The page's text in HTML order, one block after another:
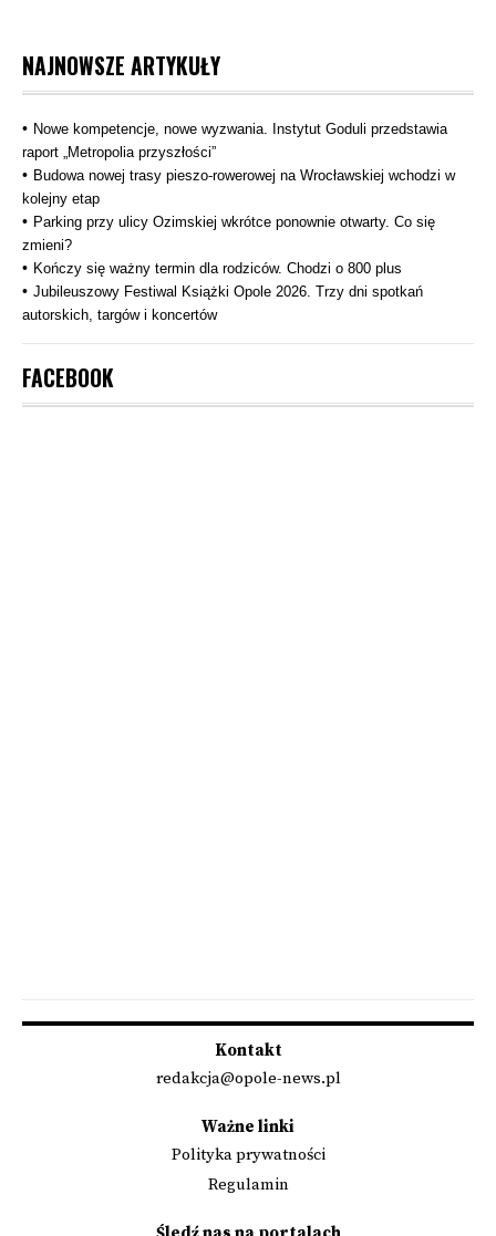
NAJNOWSZE ARTYKUŁY
Nowe kompetencje, nowe wyzwania. Instytut Goduli przedstawia
raport „Metropolia przyszłości”
Budowa nowej trasy pieszo‑rowerowej na Wrocławskiej wchodzi w
kolejny etap
Parking przy ulicy Ozimskiej wkrótce ponownie otwarty. Co się
zmieni?
Kończy się ważny termin dla rodziców. Chodzi o 800 plus
Jubileuszowy Festiwal Książki Opole 2026. Trzy dni spotkań
autorskich, targów i koncertów
FACEBOOK
Kontakt
redakcja@opole-news.pl
Ważne linki
Polityka prywatności
Regulamin